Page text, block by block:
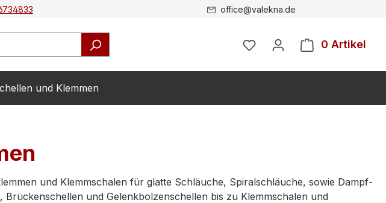
office@valekna.de
0 Artikel
und Klemmen
und Klemmschalen für glatte Schläuche, Spiralschläuche, sowie Dampf-
und Gelenkbolzenschellen bis zu Klemmschalen und